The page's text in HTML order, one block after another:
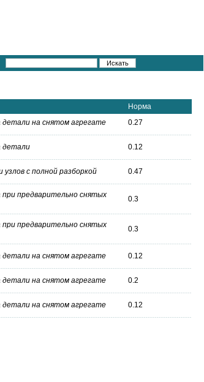
Норма
детали на снятом агрегате 0.27
детали 0.12
с полной разборкой 0.47
при предварительно снятых
0.3
при предварительно снятых
0.3
детали на снятом агрегате 0.12
детали на снятом агрегате 0.2
детали на снятом агрегате 0.12